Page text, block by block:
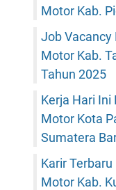
Motor Kab.
Job Vacancy
Motor Kab.
Tahun 2025
Kerja Hari
Motor Kota
Sumatera
Karir
Motor Kab.